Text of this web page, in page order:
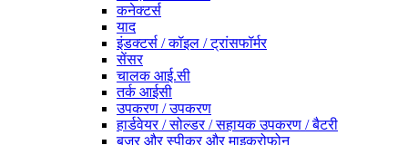
कनेक्टर्स
याद
इंडक्टर्स / कॉइल / ट्रांसफॉर्मर
सेंसर
चालक आई.सी
तर्क आईसी
उपकरण / उपकरण
हार्डवेयर / सोल्डर / सहायक उपकरण / बैटरी
बजर और स्पीकर और माइक्रोफोन